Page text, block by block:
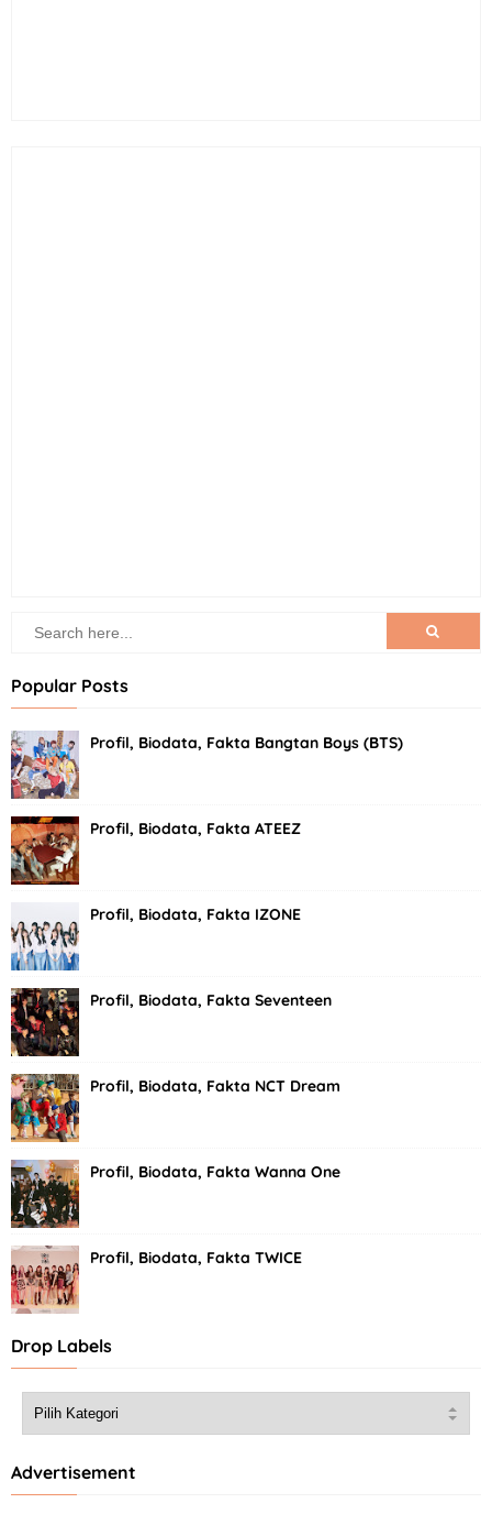
Popular Posts
Profil, Biodata, Fakta Bangtan Boys (BTS)
Profil, Biodata, Fakta ATEEZ
Profil, Biodata, Fakta IZONE
Profil, Biodata, Fakta Seventeen
Profil, Biodata, Fakta NCT Dream
Profil, Biodata, Fakta Wanna One
Profil, Biodata, Fakta TWICE
Drop Labels
Advertisement